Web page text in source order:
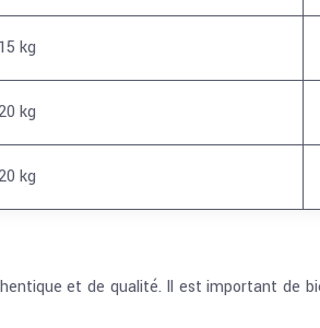
15 kg
kg
kg
et de qualité. Il est important de